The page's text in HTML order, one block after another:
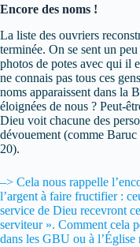
Encore des noms !
La liste des ouvriers
terminée. On se sent un
photos de potes avec qui il
ne connais pas tous ces
noms apparaissent dans la
éloignées de nous ? Peut-
Dieu voit chacune des
dévouement (comme Baruc
20).
–> Cela nous rappelle
l’argent à faire fructifier :
service de Dieu recevront
serviteur ». Comment cela
dans les GBU ou à